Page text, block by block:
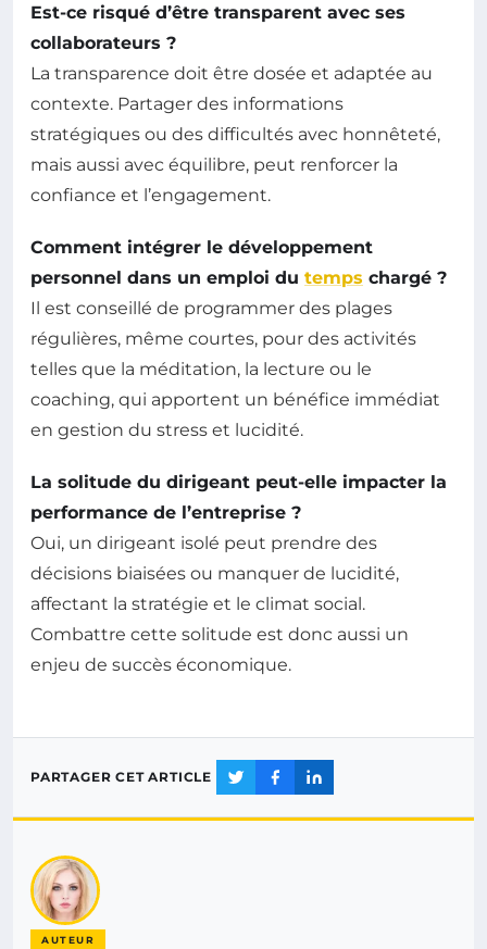
Est-ce risqué d’être transparent avec ses
collaborateurs ?
La transparence doit être dosée et adaptée au
contexte. Partager des informations
stratégiques ou des difficultés avec honnêteté,
mais aussi avec équilibre, peut renforcer la
confiance et l’engagement.
Comment intégrer le développement
personnel dans un emploi du temps chargé ?
Il est conseillé de programmer des plages
régulières, même courtes, pour des activités
telles que la méditation, la lecture ou le
coaching, qui apportent un bénéfice immédiat
en gestion du stress et lucidité.
La solitude du dirigeant peut-elle impacter la
performance de l’entreprise ?
Oui, un dirigeant isolé peut prendre des
décisions biaisées ou manquer de lucidité,
affectant la stratégie et le climat social.
Combattre cette solitude est donc aussi un
enjeu de succès économique.
PARTAGER CET ARTICLE
AUTEUR